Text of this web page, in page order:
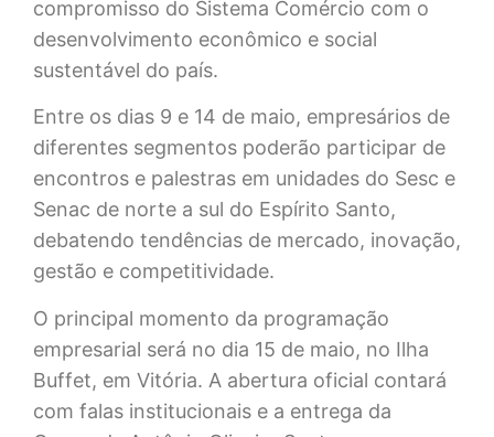
compromisso do Sistema Comércio com o
desenvolvimento econômico e social
sustentável do país.
Entre os dias 9 e 14 de maio, empresários de
diferentes segmentos poderão participar de
encontros e palestras em unidades do Sesc e
Senac de norte a sul do Espírito Santo,
debatendo tendências de mercado, inovação,
gestão e competitividade.
O principal momento da programação
empresarial será no dia 15 de maio, no Ilha
Buffet, em Vitória. A abertura oficial contará
com falas institucionais e a entrega da